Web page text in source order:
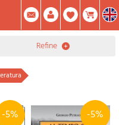
Summary
Mod. Password
refine
-5% -5%